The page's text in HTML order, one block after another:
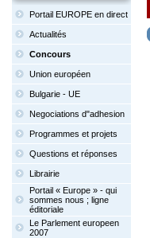
Portail EUROPE en direct
Actualités
Concours
Union européen
Bulgarie - UE
Negociations d"adhesion
Programmes et projets
Questions et réponses
Librairie
Portail « Europe » - qui
sommes nous ; ligne
éditoriale
Le Parlement europeen
2007